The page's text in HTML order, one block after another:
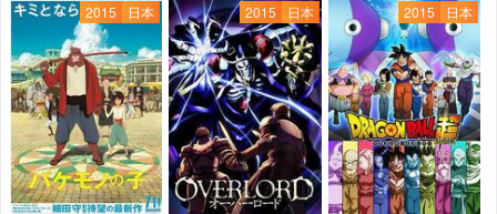
2015 日本 2015 日本 2015 日本